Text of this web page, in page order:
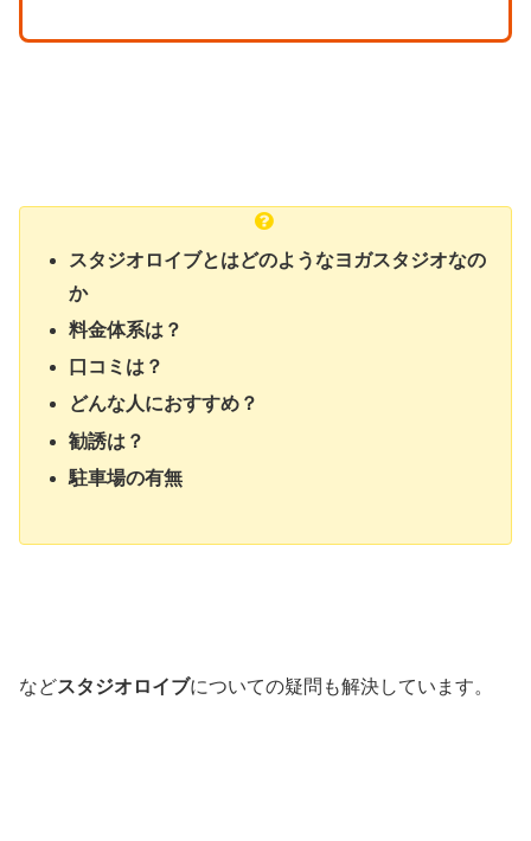
スタジオロイブとはどのようなヨガスタジオなの
か
料金体系は？
口コミは？
どんな人におすすめ？
勧誘は？
駐車場の有無
などスタジオロイブについての疑問も解決しています。